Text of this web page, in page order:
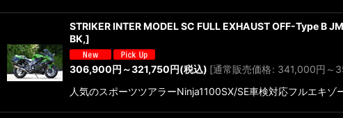
STRIKER INTER MODEL SC FULL EXHAUST OFF-Type
BK,]
306,900円 ～321,750円(税込) [通常販売価格: 341,000円 ～
人気のスポーツツアラーNinja1100SX/SE車検対応フルエキ